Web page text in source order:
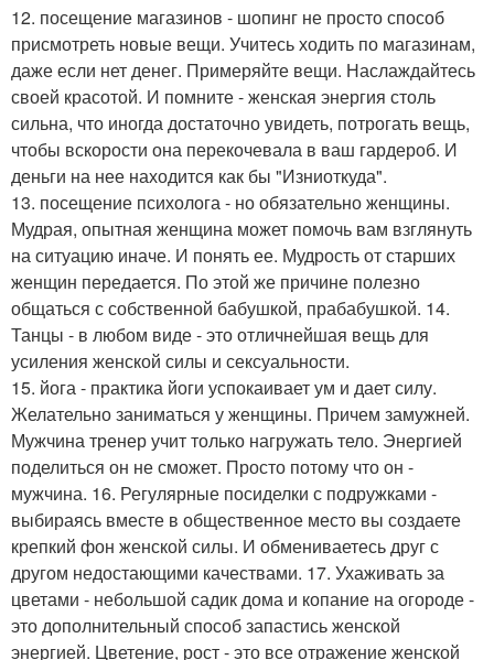
12. посещение магазинов - шопинг не просто способ
присмотреть новые вещи. Учитесь ходить по магазинам,
даже если нет денег. Примеряйте вещи. Наслаждайтесь
своей красотой. И помните - женская энергия столь
сильна, что иногда достаточно увидеть, потрогать вещь,
чтобы вскорости она перекочевала в ваш гардероб. И
деньги на нее находится как бы "Изниоткуда".
13. посещение психолога - но обязательно женщины.
Мудрая, опытная женщина может помочь вам взглянуть
на ситуацию иначе. И понять ее. Мудрость от старших
женщин передается. По этой же причине полезно
общаться с собственной бабушкой, прабабушкой. 14.
Танцы - в любом виде - это отличнейшая вещь для
усиления женской силы и сексуальности.
15. йога - практика йоги успокаивает ум и дает силу.
Желательно заниматься у женщины. Причем замужней.
Мужчина тренер учит только нагружать тело. Энергией
поделиться он не сможет. Просто потому что он -
мужчина. 16. Регулярные посиделки с подружками -
выбираясь вместе в общественное место вы создаете
крепкий фон женской силы. И обмениваетесь друг с
другом недостающими качествами. 17. Ухаживать за
цветами - небольшой садик дома и копание на огороде -
это дополнительный способ запастись женской
энергией. Цветение, рост - это все отражение женской